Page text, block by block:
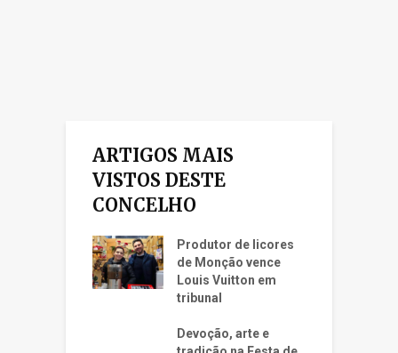
ARTIGOS MAIS
VISTOS DESTE
CONCELHO
Produtor de licores
de Monção vence
Louis Vuitton em
tribunal
Devoção, arte e